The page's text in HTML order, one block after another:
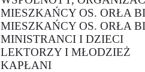
MIESZKAŃCY OS. ORŁA
MIESZKAŃCY OS. ORŁA
MINISTRANCI I DZIECI
LEKTORZY I MŁODZIEŻ
KAPŁANI